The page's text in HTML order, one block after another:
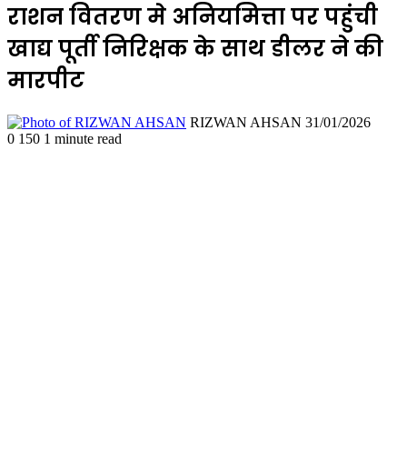
राशन वितरण मे अनियमित्ता पर पहुंची
खाद्य पूर्ती निरिक्षक के साथ डीलर ने की
मारपीट
RIZWAN AHSAN Send
31/01/2026
0 150 1 minute read